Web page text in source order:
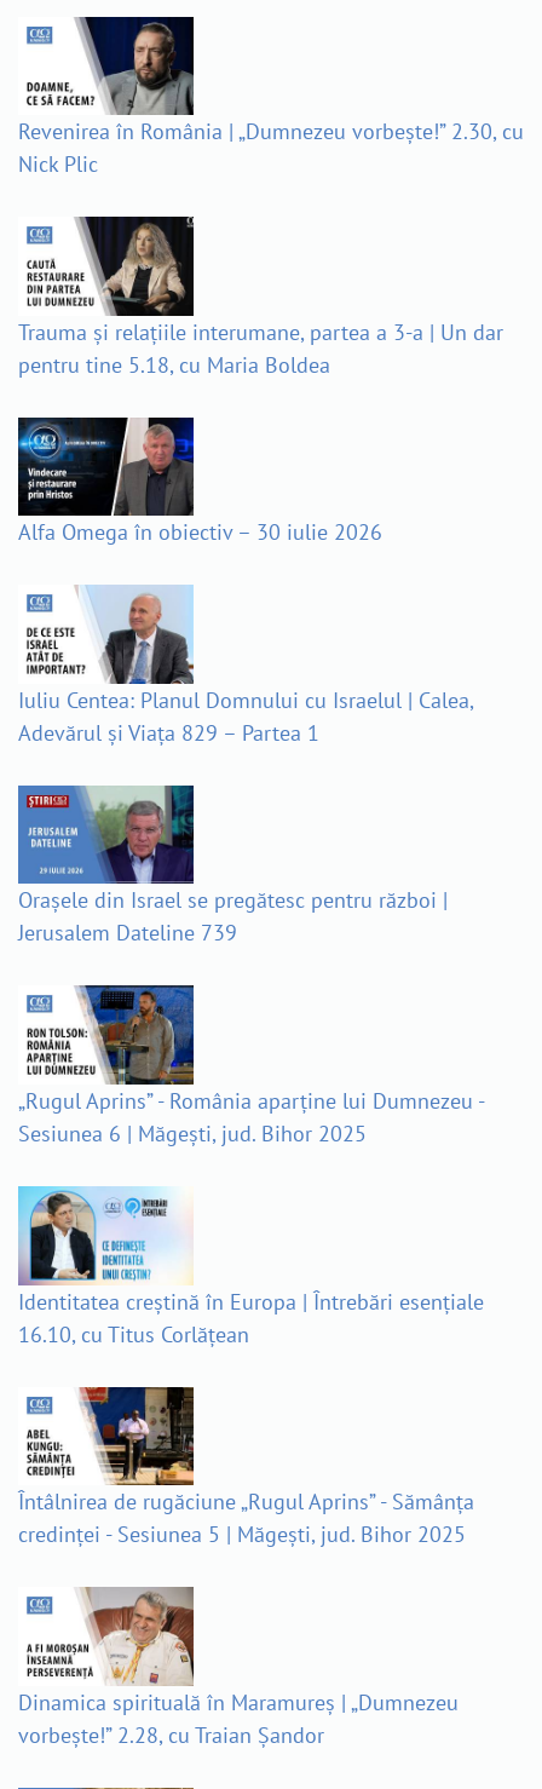
Revenirea în România | „Dumnezeu vorbește!” 2.30, cu
Nick Plic
Trauma și relațiile interumane, partea a 3-a | Un dar
pentru tine 5.18, cu Maria Boldea
Alfa Omega în obiectiv – 30 iulie 2026
Iuliu Centea: Planul Domnului cu Israelul | Calea,
Adevărul și Viața 829 – Partea 1
Orașele din Israel se pregătesc pentru război |
Jerusalem Dateline 739
„Rugul Aprins” - România aparține lui Dumnezeu -
Sesiunea 6 | Măgești, jud. Bihor 2025
Identitatea creștină în Europa | Întrebări esențiale
16.10, cu Titus Corlățean
Întâlnirea de rugăciune „Rugul Aprins” - Sămânța
credinței - Sesiunea 5 | Măgești, jud. Bihor 2025
Dinamica spirituală în Maramureș | „Dumnezeu
vorbește!” 2.28, cu Traian Șandor